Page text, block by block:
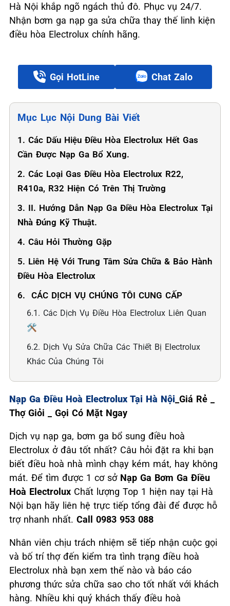
Hà Nội khắp ngõ ngách thủ đô. Phục vụ 24/7.
Nhận bơm ga nạp ga sửa chữa thay thế linh kiện
điều hòa Electrolux chính hãng.
Gọi HotLine Chat Zalo
Mục Lục Nội Dung Bài Viết
1. Các Dấu Hiệu Điều Hòa Electrolux Hết Gas
Cần Được Nạp Ga Bổ Xung.
2. Các Loại Gas Điều Hòa Electrolux R22,
R410a, R32 Hiện Có Trên Thị Trường
3. II. Hướng Dẫn Nạp Ga Điều Hòa Electrolux Tại
Nhà Đúng Kỹ Thuật.
4. Câu Hỏi Thường Gặp
5. Liên Hệ Với Trung Tâm Sửa Chữa & Bảo Hành
Điều Hòa Electrolux
6. ️ CÁC DỊCH VỤ CHÚNG TÔI CUNG CẤP
6.1. Các Dịch Vụ Điều Hòa Electrolux Liên Quan
🛠️
6.2. Dịch Vụ Sửa Chữa Các Thiết Bị Electrolux
Khác Của Chúng Tôi
Nạp Ga Điều Hoà Electrolux Tại Hà Nội _Giá Rẻ _
Thợ Giỏi _ Gọi Có Mặt Ngay
Dịch vụ nạp ga, bơm ga bổ sung điều hoà
Electrolux ở đâu tốt nhất? Câu hỏi đặt ra khi bạn
biết điều hoà nhà mình chạy kém mát, hay không
mát. Để tìm được 1 cơ sở Nạp Ga Bơm Ga Điều
Hoà Electrolux Chất lượng Top 1 hiện nay tại Hà
Nội bạn hãy liên hệ trực tiếp tổng đài để được hỗ
trợ nhanh nhất. Call 0983 953 088
Nhân viên chịu trách nhiệm sẽ tiếp nhận cuộc gọi
và bố trí thợ đến kiểm tra tình trạng điều hoà
Electrolux nhà bạn xem thế nào và báo cáo
phương thức sửa chữa sao cho tốt nhất với khách
hàng. Nhiều khi quý khách thấy điều hoà